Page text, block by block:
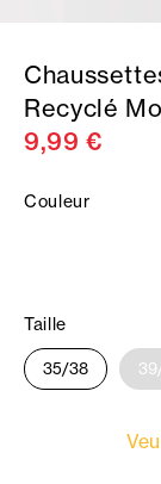
Recyclé
9,99 €
Couleur
Taille
35/38